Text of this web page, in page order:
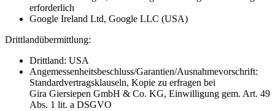
erforderlich
Google Ireland Ltd, Google LLC (USA)
Drittlandübermittlung:
Drittland: USA
Angemessenheitsbeschluss/Garantien/Ausnahmevorschrift:
Standardvertragsklauseln, Kopie zu erfragen bei
Gira Giersiepen GmbH & Co. KG, Einwilligung gem. Art. 49
Abs. 1 lit. a DSGVO